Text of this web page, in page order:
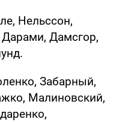
Нельссон,
Дарами, Дамсгор,
Забарный,
Малиновский,